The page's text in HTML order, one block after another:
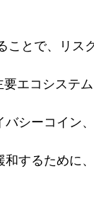
とで、リス
エコシステ
シーコイン
するために